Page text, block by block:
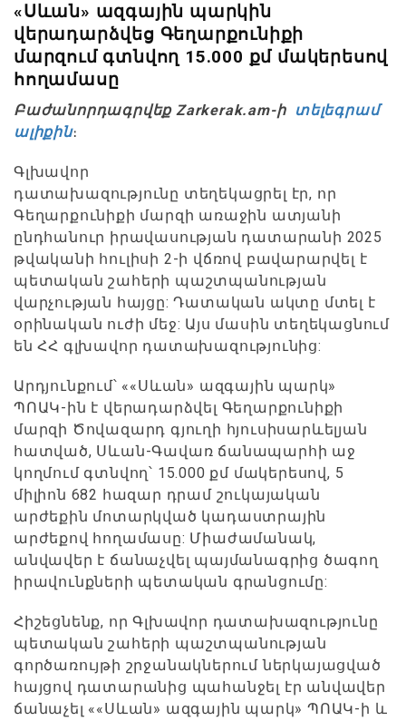
«Սևան» ազգային պարկին
վերադարձվեց Գեղարքունիքի
մարզում գտնվող 15.000 քմ մակերեսով
հողամասը
Բաժանորդագրվեք Zarkerak.am-ի տելեգրամ
ալիքին։
Գլխավոր
դատախազությունը տեղեկացրել էր, որ
Գեղարքունիքի մարզի առաջին ատյանի
ընդհանուր իրավասության դատարանի 2025
թվականի հուլիսի 2-ի վճռով բավարարվել է
պետական շահերի պաշտպանության
վարչության հայցը: Դատական ակտը մտել է
օրինական ուժի մեջ: Այս մասին տեղեկացնում
են ՀՀ գլխավոր դատախազությունից:
Արդյունքում՝ ««Սևան» ազգային պարկ»
ՊՈԱԿ-ին է վերադարձվել Գեղարքունիքի
մարզի Ծովազարդ գյուղի հյուսիսարևելյան
հատված, Սևան-Գավառ ճանապարհի աջ
կողմում գտնվող՝ 15.000 քմ մակերեսով, 5
միլիոն 682 հազար դրամ շուկայական
արժեքին մոտարկված կադաստրային
արժեքով հողամասը: Միաժամանակ,
անվավեր է ճանաչվել պայմանագրից ծագող
իրավունքների պետական գրանցումը:
Հիշեցնենք, որ Գլխավոր դատախազությունը
պետական շահերի պաշտպանության
գործառույթի շրջանակներում ներկայացված
հայցով դատարանից պահանջել էր անվավեր
ճանաչել ««Սևան» ազգային պարկ» ՊՈԱԿ-ի և